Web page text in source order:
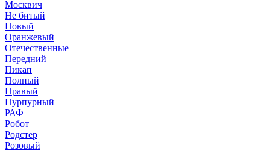
Москвич
Не битый
Новый
Оранжевый
Отечественные
Передний
Пикап
Полный
Правый
Пурпурный
РАФ
Робот
Родстер
Розовый